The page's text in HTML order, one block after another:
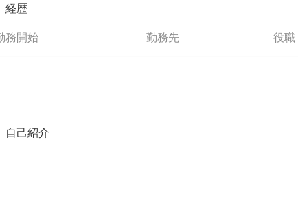
経歴
務開始
勤務先 役職
自己紹介